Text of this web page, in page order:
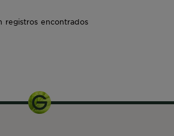
registros encontrados